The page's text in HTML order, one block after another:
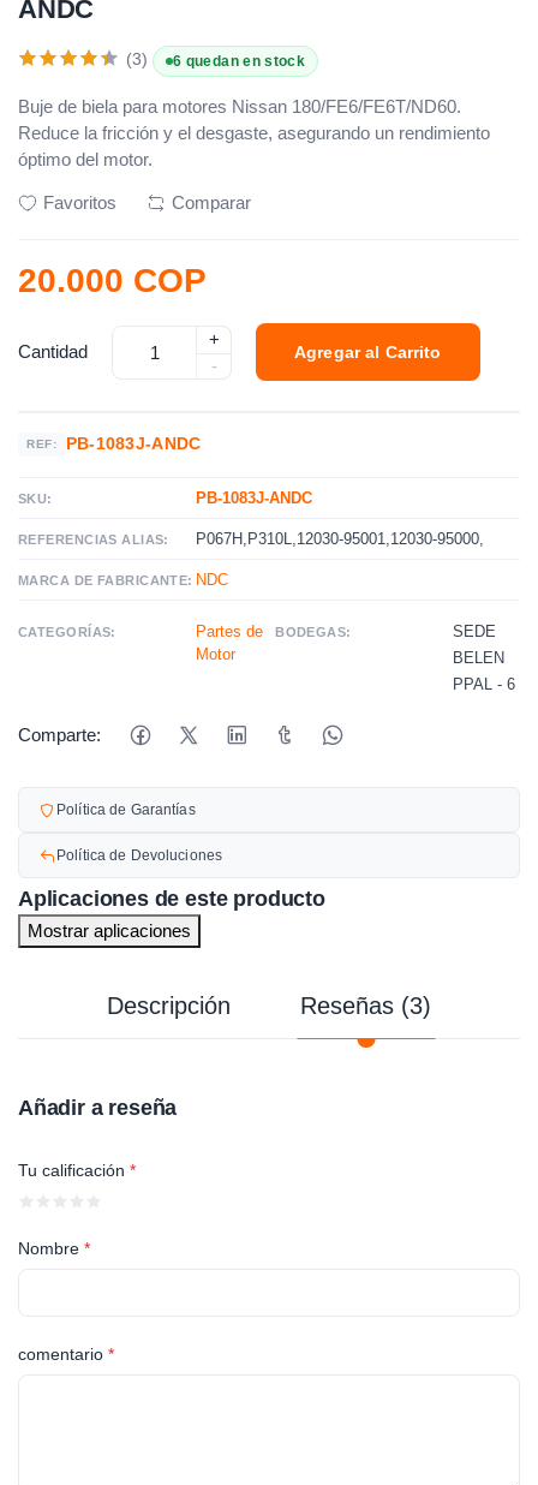
ANDC
(3) 6 quedan en stock
Buje de biela para motores Nissan 180/FE6/FE6T/ND60.
Reduce la fricción y el desgaste, asegurando un rendimiento
óptimo del motor.
Favoritos Comparar
20.000 COP
Cantidad
+
-
Agregar al Carrito
REF: PB-1083J-ANDC
SKU: PB-1083J-ANDC
REFERENCIAS ALIAS: P067H,P310L,12030-95001,12030-95000,
MARCA DE FABRICANTE: NDC
CATEGORÍAS:
Partes de
Motor
BODEGAS:
SEDE
BELEN
PPAL - 6
Comparte:
Política de Garantías
Política de Devoluciones
Aplicaciones de este producto
Mostrar aplicaciones
Descripción Reseñas (3)
Añadir a reseña
Tu calificación *
Nombre *
comentario *